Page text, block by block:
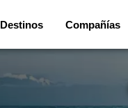
Destinos Compañías